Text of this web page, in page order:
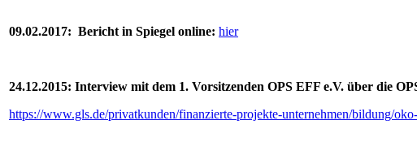
09.02.2017: Bericht in Spiegel online: hier
24.12.2015: Interview mit dem 1. Vorsitzenden OPS EFF e.V. über die
https://www.gls.de/privatkunden/finanzierte-projekte-unternehmen/bildung/